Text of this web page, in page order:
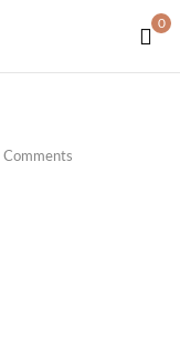
0
Comments